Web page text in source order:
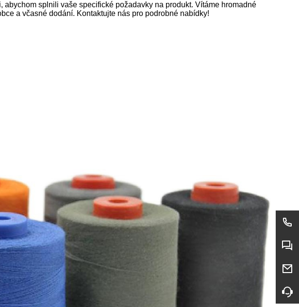
splnili vaše specifické požadavky na produkt. Vítáme hromadné
a včasné dodání. Kontaktujte nás pro podrobné nabídky!